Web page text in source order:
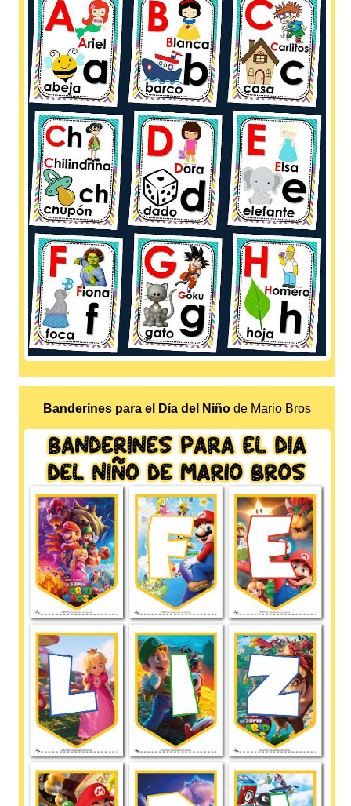
Banderines para el Día del Niñode Mario Bros